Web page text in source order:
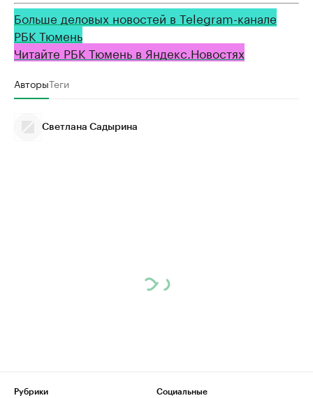
Больше деловых новостей в Telegram-канале
РБК Тюмень
Читайте РБК Тюмень в Яндекс.Новостях
АвторыТеги
Светлана Садырина
Рубрики
Социальные